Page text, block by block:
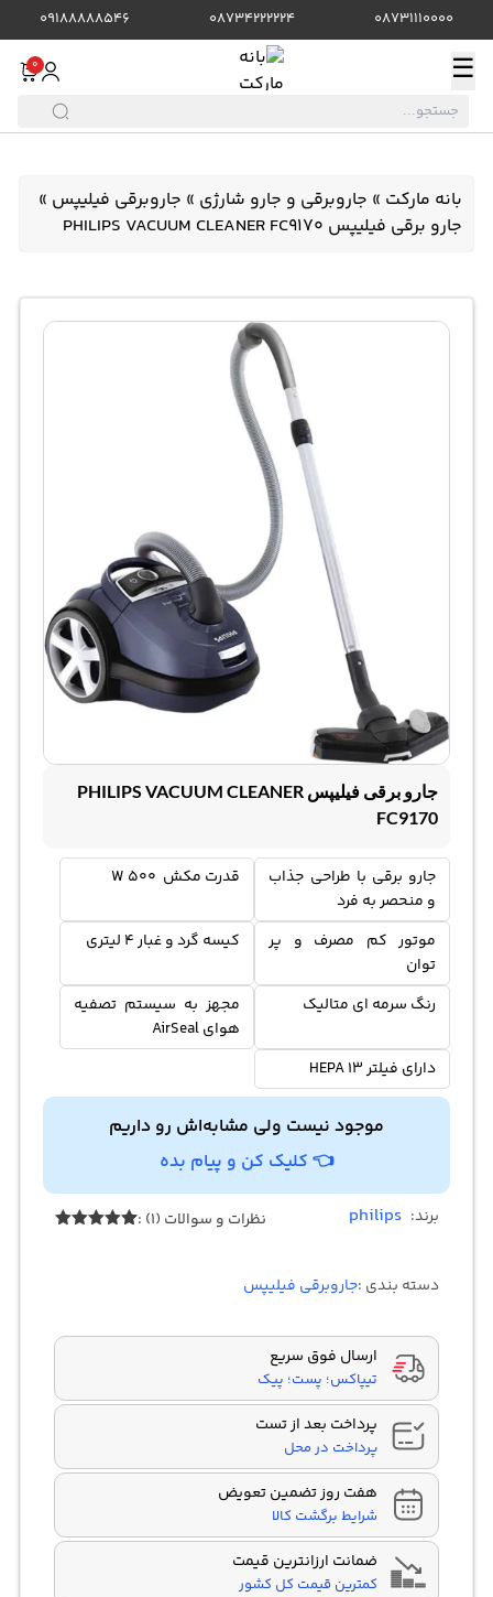
08731110000
08734222224
09188888546
☰
0
بانه مارکت » جاروبرقی و جارو شارژی » جاروبرقی فیلیپس »
جارو برقی فیلیپس PHILIPS VACUUM CLEANER FC9170
جارو برقی فیلیپس PHILIPS VACUUM CLEANER
FC9170
جارو برقی با طراحی جذاب
و منحصر به فرد
قدرت مکش 500 W
موتور کم مصرف و پر
توان
کیسه گرد و غبار 4 لیتری
رنگ سرمه ای متالیک
مجهز به سیستم تصفیه
هوای AirSeal
دارای فیلتر 13 HEPA
موجود نیست ولی مشابه‌اش رو داریم
👈 کلیک کن و پیام بده
برند: philips نظرات و سوالات (1) :
دسته بندی :جاروبرقی فیلیپس
ارسال فوق سریع
تیپاکس؛ پست؛ پیک
پرداخت بعد از تست
پرداخت در محل
هفت روز تضمین تعویض
شرایط برگشت کالا
ضمانت ارزانترین قیمت
کمترین قیمت کل کشور